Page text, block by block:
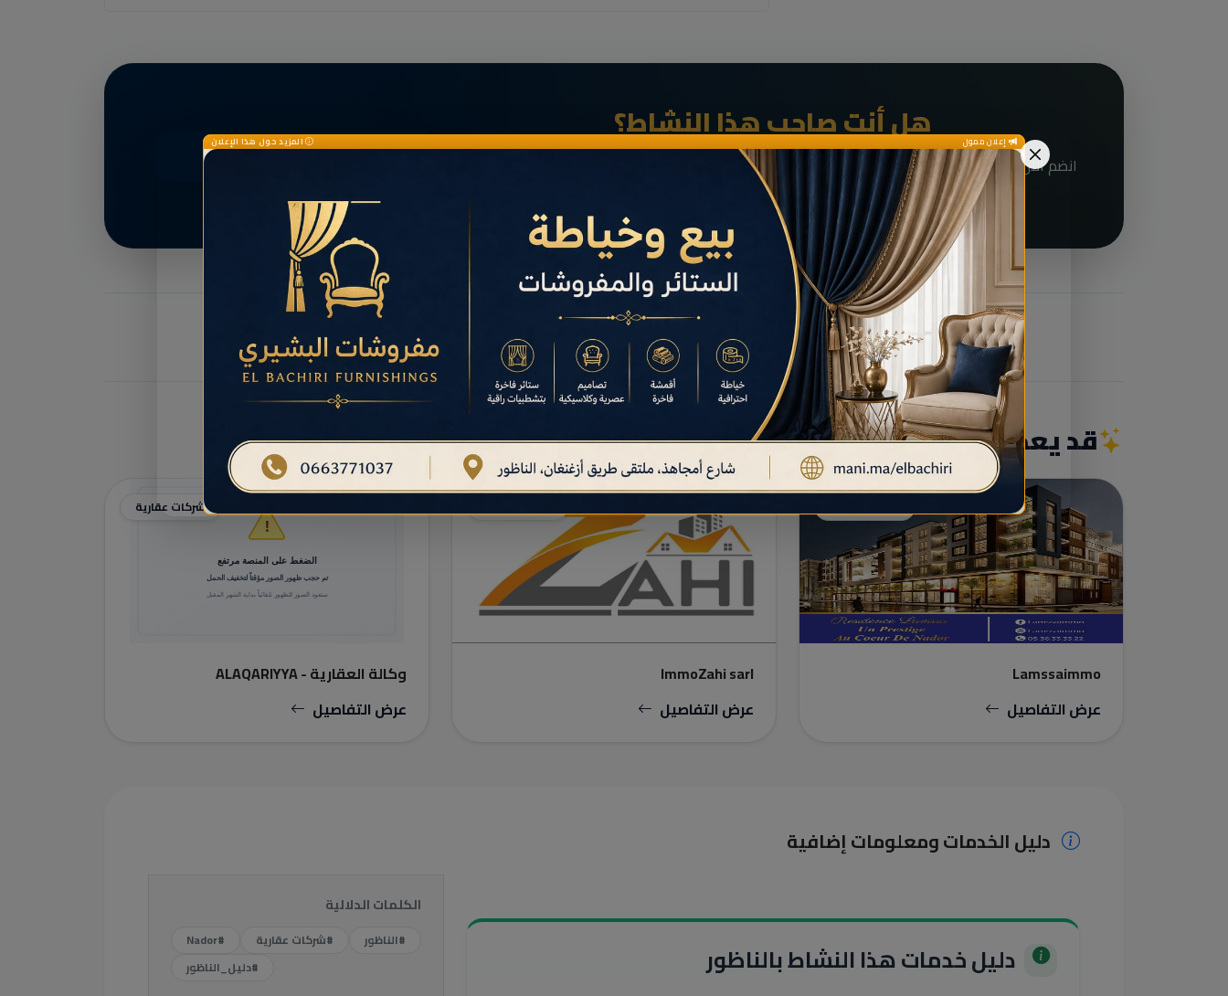
هل أنت صاحب هذا النشاط؟
خدمةمَانِيمَّا
أنشئ بطاقتك الآن
قد يعجبك أيضاً
Lamssaimmo
عرض التفاصيل
ImmoZahi sarl
عرض التفاصيل
شركات عقارية
وكالة العقارية - ALAQARIYYA
عرض التفاصيل
دليل الخدمات ومعلومات إضافية
دليل خدمات هذا النشاط بالناظور
الكلمات الدلالية
#الناظور #شركات عقارية
#Nador
#دليل_الناظور
إعلان ممول المزيد حول هذا الإعلان